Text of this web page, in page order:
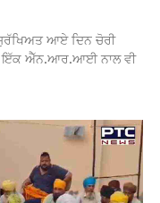
ਆਏ ਦਿਨ ਚੋਰੀ
ਇੱਕ ਐੱਨ.ਆਰ.ਆਈ ਨਾਲ ਵੀ